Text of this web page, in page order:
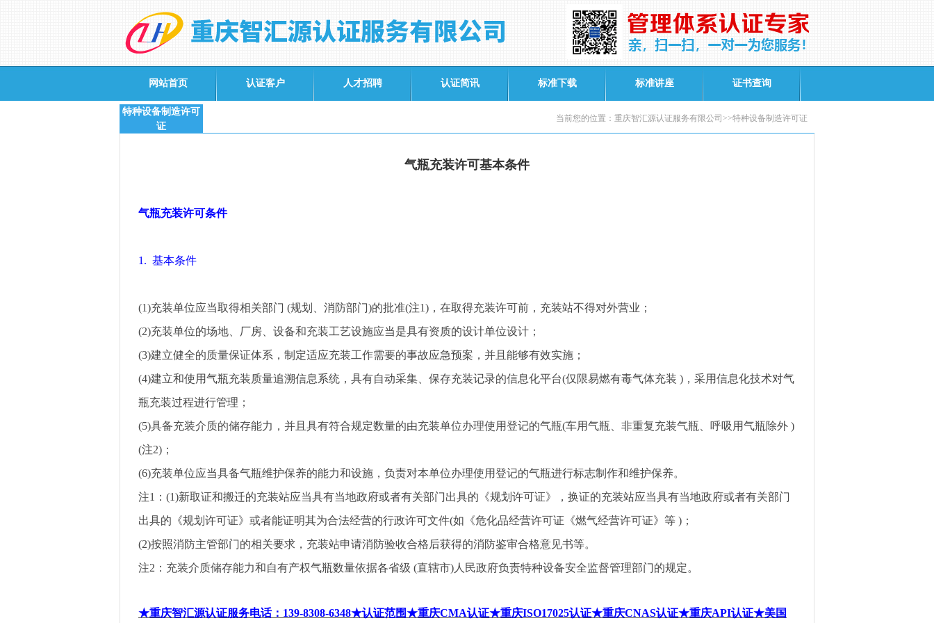
网站首页 认证客户 人才招聘 认证简讯 标准下载 标准讲座 证书查询
特种设备制造许可
证
当前您的位置：重庆智汇源认证服务有限公司>>特种设备制造许可证
气瓶充装许可基本条件
气瓶充装许可条件
1. 基本条件
(1)充装单位应当取得相关部门 (规划、消防部门)的批准(注1) ，在取得充装许可前，充装站不得对外营业；
(2)充装单位的场地、厂房、设备和充装工艺设施应当是具有资质的设计单位设计；
(3)建立健全的质量保证体系，制定适应充装工作需要的事故应急预案，并且能够有效实施；
(4)建立和使用气瓶充装质量追溯信息系统，具有自动采集、保存充装记录的信息化平台(仅限易燃有毒气体充装 ) ，采用信息化技术对气
瓶充装过程进行管理；
(5)具备充装介质的储存能力，并且具有符合规定数量的由充装单位办理使用登记的气瓶(车用气瓶、非重复充装气瓶、呼吸用气瓶除外 )
(注2) ；
(6)充装单位应当具备气瓶维护保养的能力和设施，负责对本单位办理使用登记的气瓶进行标志制作和维护保养。
注1 ： (1)新取证和搬迁的充装站应当具有当地政府或者有关部门出具的《规划许可证》，换证的充装站应当具有当地政府或者有关部门
出具的《规划许可证》或者能证明其为合法经营的行政许可文件(如《危化品经营许可证《燃气经营许可证》等 ) ；
(2)按照消防主管部门的相关要求，充装站申请消防验收合格后获得的消防鉴审合格意见书等。
注2 ：充装介质储存能力和自有产权气瓶数量依据各省级 (直辖市) 人民政府负责特种设备安全监督管理部门的规定。
★重庆智汇源认证服务电话： 139-8308-6348★认证范围★重庆CMA认证★重庆ISO17025认证★重庆CNAS认证★重庆API认证★美国